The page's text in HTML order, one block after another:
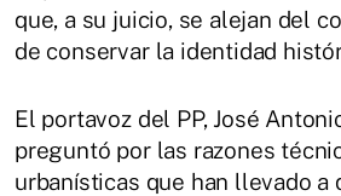
que, a su juicio, se alejan del
de conservar la identidad
El portavoz del PP, José
preguntó por las razones
urbanísticas que han llevado a